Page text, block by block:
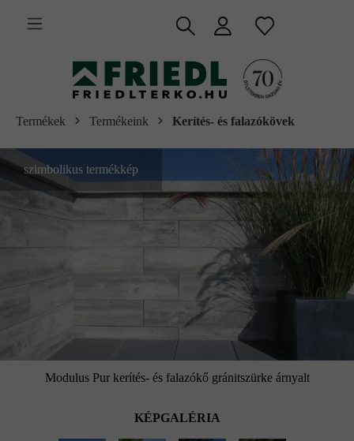
tartalomra
Termékek Termékeink Kerítés- és falazókövek
Modulus Pur kerítés- és falazókő gránitszürke árnyalt
szimbolikus termékkép
KÉPGALÉRIA